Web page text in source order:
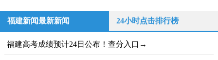
福建新闻最新新闻 24小时点击排行榜
福建高考成绩预计24日公布！查分入口→